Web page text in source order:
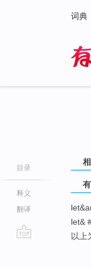
词典
目录
释义
翻译
let&
以上